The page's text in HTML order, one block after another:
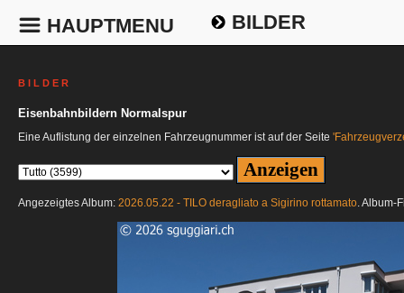
HAUPTMENU BILDER
B I L D E R
Eisenbahnbildern Normalspur
Eine Auflistung der einzelnen Fahrzeugnummer ist auf der Seite
Angezeigtes Album: 2026.05.22 - TILO deragliato a Sigirino rottamato. Album-